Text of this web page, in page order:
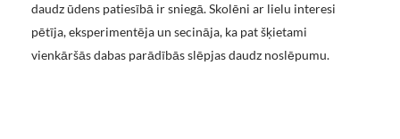
daudz ūdens patiesībā ir sniegā. Skolēni ar lielu interesi
pētīja, eksperimentēja un secināja, ka pat šķietami
vienkāršās dabas parādībās slēpjas daudz noslēpumu.